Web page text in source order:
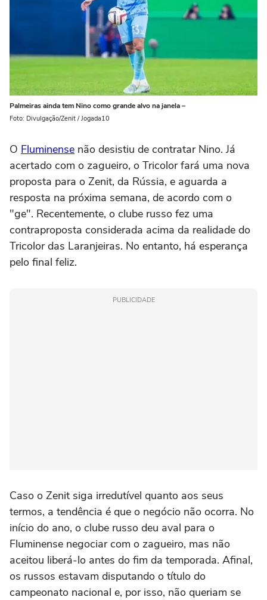
Palmeiras ainda tem Nino como grande alvo na janela –
Foto: Divulgação/Zenit / Jogada10
O Fluminense não desistiu de contratar Nino. Já
acertado com o zagueiro, o Tricolor fará uma nova
proposta para o Zenit, da Rússia, e aguarda a
resposta na próxima semana, de acordo com o
"ge". Recentemente, o clube russo fez uma
contraproposta considerada acima da realidade do
Tricolor das Laranjeiras. No entanto, há esperança
pelo final feliz.
PUBLICIDADE
Caso o Zenit siga irredutível quanto aos seus
termos, a tendência é que o negócio não ocorra. No
início do ano, o clube russo deu aval para o
Fluminense negociar com o zagueiro, mas não
aceitou liberá-lo antes do fim da temporada. Afinal,
os russos estavam disputando o título do
campeonato nacional e, por isso, não queriam se